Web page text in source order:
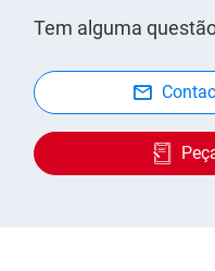
Tem alguma